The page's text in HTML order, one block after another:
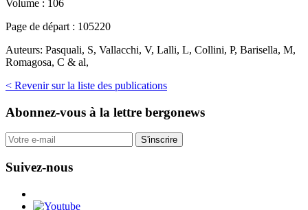
Volume : 106
Page de départ : 105220
Auteurs: Pasquali, S, Vallacchi, V, Lalli, L, Collini, P, Barisella, M,
Romagosa, C & al,
< Revenir sur la liste des publications
Abonnez-vous à la lettre bergonews
S'inscrire
Suivez-nous